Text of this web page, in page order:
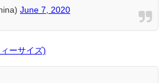
June 7, 2020
ーサイズ)